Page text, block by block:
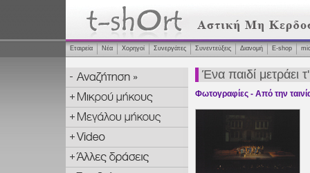
Εταιρεία Νέα Χορηγοί Συνεργάτες Συνεντεύξεις Διανομή Ε-shop
Ένα παιδί μετράει
Φωτογραφίες - Από την